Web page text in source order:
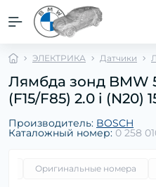
ЭЛЕКТРИКА Датчики
Лямбда зонд BMW 5
(F15/F85) 2.0 i (N20)
Производитель: BOSCH
Каталожный номер: 0 258
Оригинальные номера